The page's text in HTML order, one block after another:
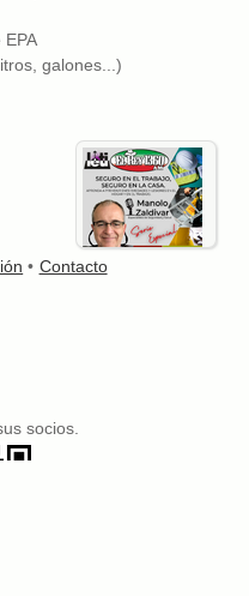
galones...)
• Contacto
socios.